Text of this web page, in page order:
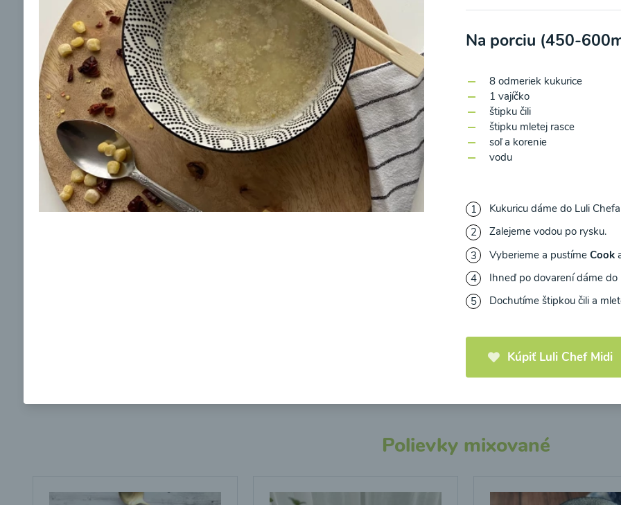
00:10 Zobraziť 00:10
Zeleninová klasik
00:10
Načítať ďalšie
Polievky mixované
Na porciu (450-
8 odmeriek kukurice
1 vajíčko
štipku čili
štipku mletej rasce
soľ a korenie
vodu
Kukuricu dáme do Luli
Zalejeme vodou po rysku.
Vyberieme a pustíme Cook
Ihneď po dovarení dáme
Dochutíme štipkou čili a
Kúpiť Luli Chef Midi
Odber noviniek a akcií
Odoslaním registrácie na Newsletter súhlasím so spracovaním osobných údajov pre účely zasielania newsletteru
Ochrane osobných údajov
a súhlasím s nimi.